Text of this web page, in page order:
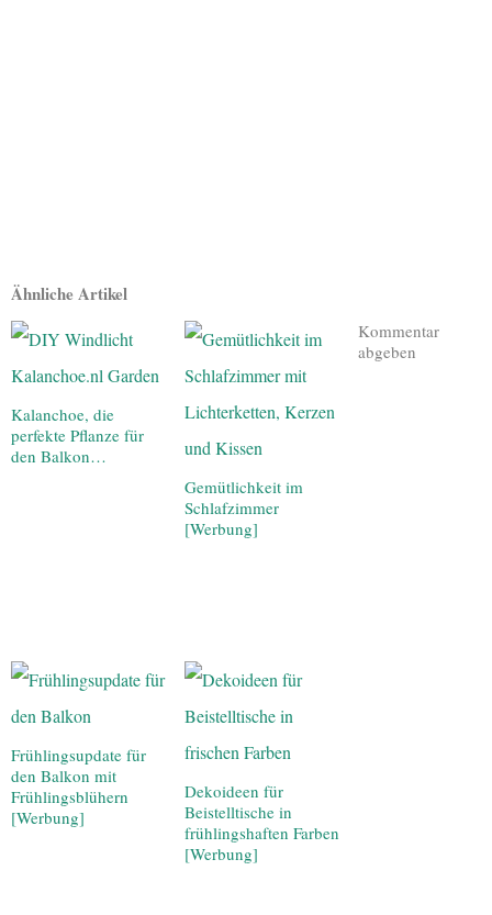
Ähnliche Artikel
Kalanchoe, die
perfekte Pflanze für
den Balkon…
Gemütlichkeit im
Schlafzimmer
[Werbung]
Frühlingsupdate für
den Balkon mit
Frühlingsblühern
[Werbung]
Dekoideen für
Beistelltische in
frühlingshaften Farben
[Werbung]
Kommentar
abgeben